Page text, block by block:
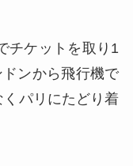
チケットを取り1
ンから飛行機で
パリにたどり着